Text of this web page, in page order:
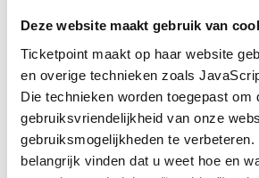
Deze website maakt gebruik van
Ticketpoint maakt op haar website
en overige technieken zoals
Die technieken worden toegepast om
gebruiksvriendelijkheid van onze
gebruiksmogelijkheden te
belangrijk vinden dat u weet hoe en
2033 Haarlem
Deuren geopend vanaf 19:00 uur.
Veelgestelde vragen